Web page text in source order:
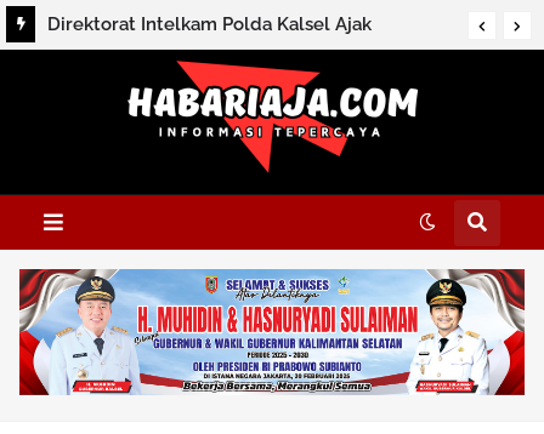
Direktorat Intelkam Polda Kalsel Ajak
Masyarakat Perkuat Persatuan Melalui
Silaturahmi dan Dialog Kamtibmas di HSS